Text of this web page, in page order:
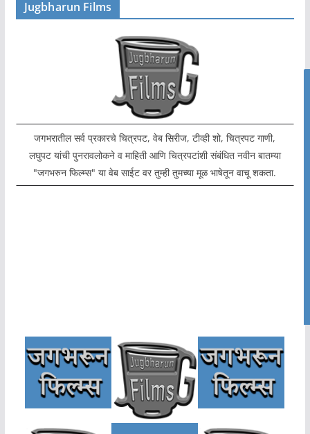
Jugbharun Films
जगभरातील सर्व प्रकारचे चित्रपट, वेब सिरीज, टीव्ही शो, चित्रपट गाणी,
लघुपट यांची पुनरावलोकने व माहिती आणि चित्रपटांशी संबंधित नवीन बातम्या
"जगभरुन फिल्म्स" या वेब साईट वर तुम्ही तुमच्या मूळ भाषेतून वाचू शकता.